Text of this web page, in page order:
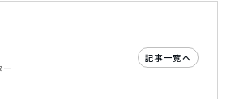
ー
記事一覧へ